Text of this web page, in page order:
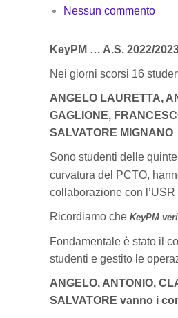
Nessun commento
KeyPM … A.S. 2022/
Nei giorni scorsi 16
ANGELO LAURETTA,
GAGLIONE,
SALVATORE MIGNANO
Sono studenti delle
curvatura del PCTO,
collaborazione con
Ricordiamo che KeyPM
Fondamentale è stato il
studenti e gestito le
ANGELO, ANTONIO,
SALVATORE vanno i